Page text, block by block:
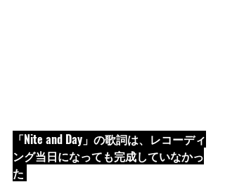
「Nite and Day」の歌詞は、レコーディ
ング当日になっても完成していなかっ
た